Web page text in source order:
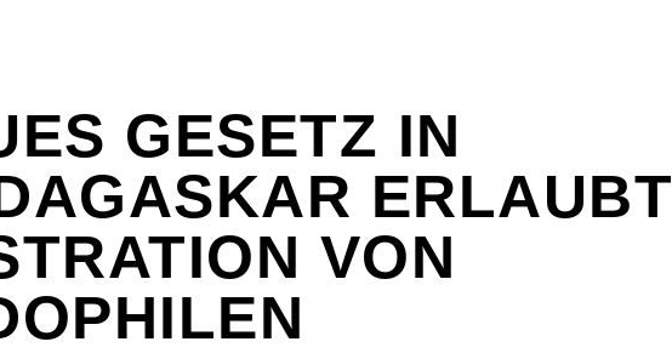
GESETZ IN
ERLAUBT
VON